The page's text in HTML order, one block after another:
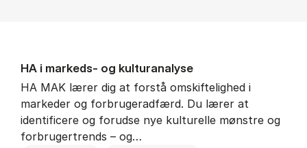
HA i mar­keds- og kul­tu­r­a­na­ly­se
HA MAK lærer dig at forstå omskiftelighed i
markeder og forbrugeradfærd. Du lærer at
identificere og forudse nye kulturelle mønstre og
forbrugertrends – og…